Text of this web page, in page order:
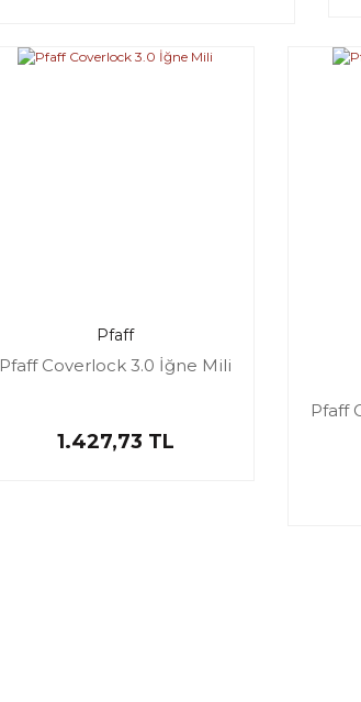
Pfaff
Pfaff Coverlock 3.0 İğne Mili
1.427,73 TL
Pfaff